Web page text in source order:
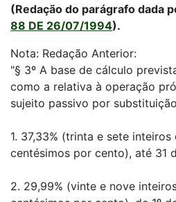
(Redação do parágrafo dada
88 DE 26/07/1994).
Nota: Redação Anterior:
"§ 3º A base de cálculo
como a relativa à operação
sujeito passivo por
1. 37,33% (trinta e sete
centésimos por cento), até 31
2. 29,99% (vinte e nove